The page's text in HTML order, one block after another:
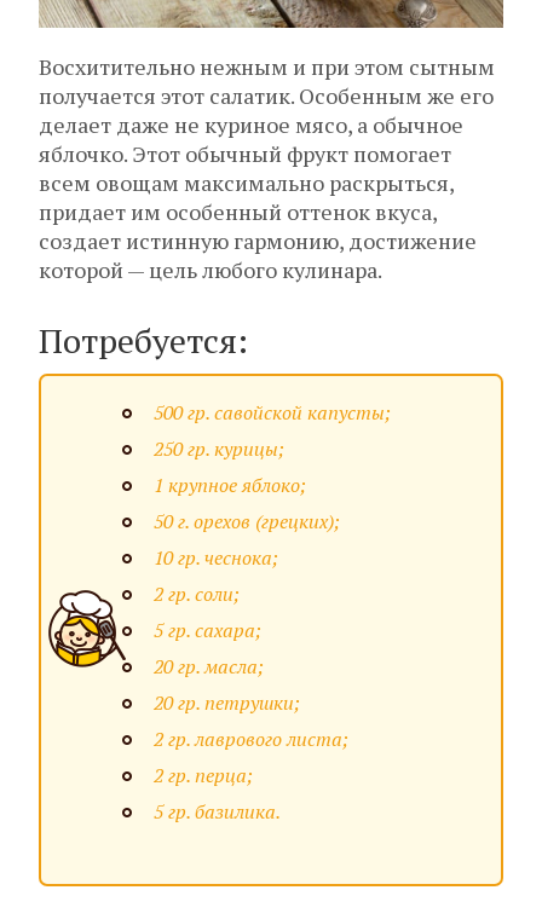
Восхитительно нежным и при этом сытным
получается этот салатик. Особенным же его
делает даже не куриное мясо, а обычное
яблочко. Этот обычный фрукт помогает
всем овощам максимально раскрыться,
придает им особенный оттенок вкуса,
создает истинную гармонию, достижение
которой — цель любого кулинара.
Потребуется:
500 гр. савойской капусты;
250 гр. курицы;
1 крупное яблоко;
50 г. орехов (грецких);
10 гр. чеснока;
2 гр. соли;
5 гр. сахара;
20 гр. масла;
20 гр. петрушки;
2 гр. лаврового листа;
2 гр. перца;
5 гр. базилика.